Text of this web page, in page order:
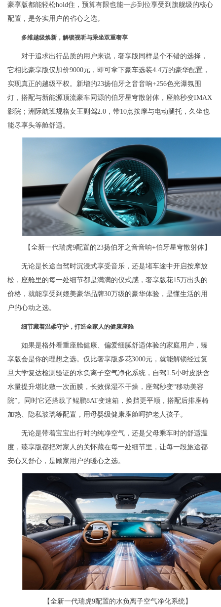
豪享版都能轻松hold住，预算有限也能一步到位享受到旗舰级的核心
配置，是务实用户的省心之选。
多维越级焕新，解锁视听与乘坐双重奢享
对于追求出行品质的用户来说，奢享版同样是个不错的选择，
它相比豪享版仅加价9000元，即可拿下豪车选装4.4万的豪华配置，
实现真正的越级平权。新增的23扬伯牙之音音响+256色光瀑氛围
灯，搭配与新能源顶流豪车同源的伯牙星穹散射体，座舱秒变IMAX
影院；洲际航班规格女王副驾2.0，带10点按摩与电动腿托，久坐也
能尽享头等舱舒适。
【全新一代瑞虎9配置的23扬伯牙之音音响+伯牙星穹散射体】
无论是长途自驾时沉浸式享受音乐，还是堵车途中开启按摩放
松，座舱里的每一处细节都是满满的仪式感，奢享版花15万出头的
价格，就能享受到媲美豪华品牌30万级的豪华体验，是懂生活的用
户的心动之选。
细节藏着温柔守护，打造全家人的健康座舱
如果是格外看重座舱健康、偏爱细腻舒适体验的家庭用户，臻
享版会是你的理想之选。仅比奢享版多花3000元，就能解锁经过复
旦大学复达检测验证的水负离子空气净化系统，自驾1.5小时皮肤含
水量提升堪比敷一次面膜，长效保湿不干燥，座驾秒变“移动美容
院”。同时它还搭载了鲲鹏8AT变速箱，换挡更平顺，搭配后排座椅
加热、隐私玻璃等配置，用母婴级健康座舱呵护老人孩子。
无论是带着宝宝出行时的纯净空气，还是父母乘车时的舒适温
度，臻享版都把对家人的关怀藏在每一处细节里，让每一段旅途都
安心又舒心，是顾家用户的暖心之选。
【全新一代瑞虎9配置的水负离子空气净化系统】